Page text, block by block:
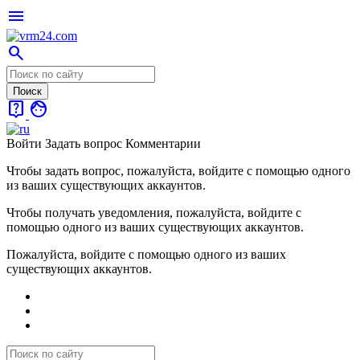
menu
search
live_help face
Войти Задать вопрос Комментарии
Чтобы задать вопрос, пожалуйста, войдите с помощью одного
из ваших существующих аккаунтов.
Чтобы получать уведомления, пожалуйста, войдите с
помощью одного из ваших существующих аккаунтов.
Пожалуйста, войдите с помощью одного из ваших
существующих аккаунтов.